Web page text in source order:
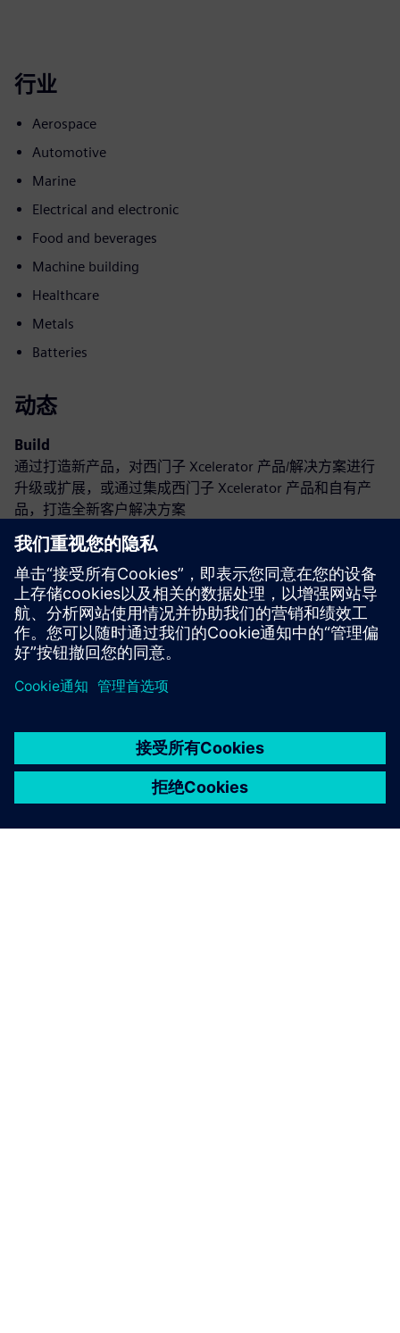
行业
Aerospace
Automotive
Marine
Electrical and electronic
Food and beverages
Machine building
Healthcare
Metals
Batteries
动态
Build
通过打造新产品，对西门子 Xcelerator 产品/解决方案进行
升级或扩展，或通过集成西门子 Xcelerator 产品和自有产
品，打造全新客户解决方案
Service
为西门子 Xcelerator 产品/解决方案提供服务，帮助客户实
现相关产品/解决方案的部署、集成、操作或维护